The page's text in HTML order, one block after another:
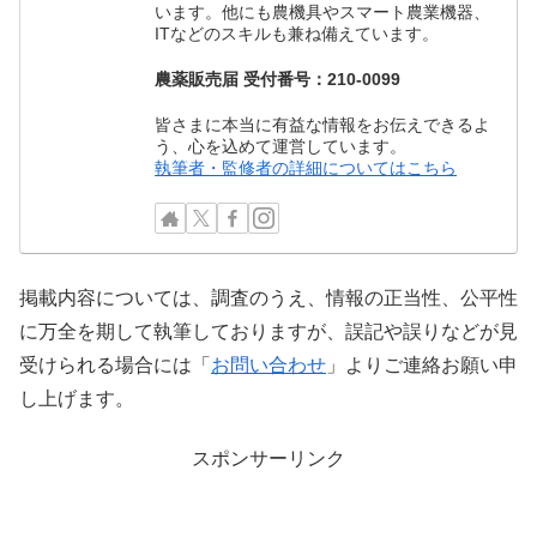
います。他にも農機具やスマート農業機器、
ITなどのスキルも兼ね備えています。
農薬販売届 受付番号：210-0099
皆さまに本当に有益な情報をお伝えできるよ
う、心を込めて運営しています。
執筆者・監修者の詳細についてはこちら
掲載内容については、調査のうえ、情報の正当性、公平性
に万全を期して執筆しておりますが、誤記や誤りなどが見
受けられる場合には「 お問い合わせ 」よりご連絡お願い申
し上げます。
スポンサーリンク